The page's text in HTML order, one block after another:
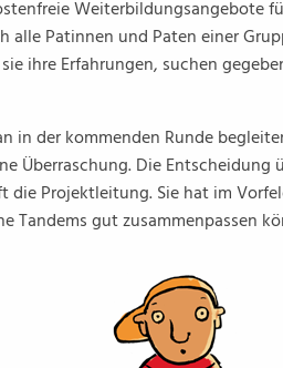
Weiterbildungsangebote
alle Patinnen und Paten einer
ihre Erfahrungen, suchen
in der kommenden Runde
Überraschung. Die
die Projektleitung. Sie hat im
Tandems gut zusammenpassen